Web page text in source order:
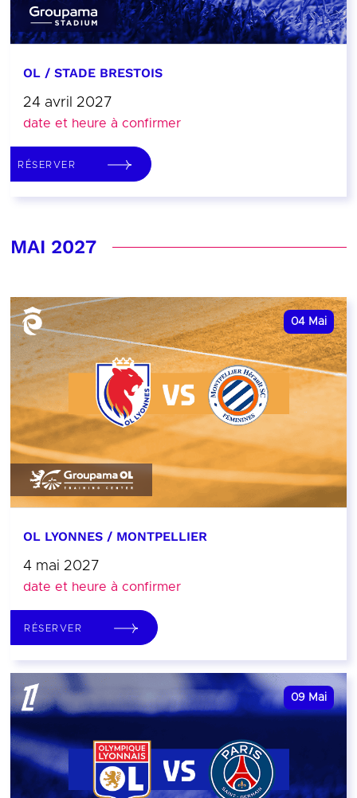
OL / STADE BRESTOIS
24 avril 2027
date et heure à confirmer
RÉSERVER
MAI 2027
04 Mai
OL LYONNES / MONTPELLIER
4 mai 2027
date et heure à confirmer
RÉSERVER
09 Mai